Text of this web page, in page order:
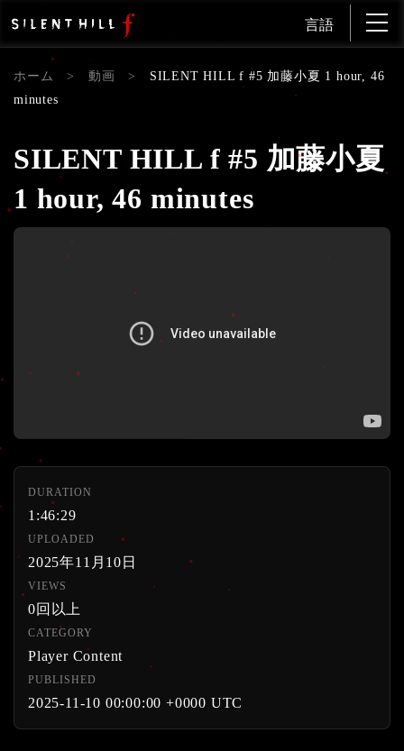
言語
ホーム > 動画 >
SILENT HILL f #5 加藤小夏 1 hour, 46
minutes
SILENT HILL f #5 加藤小夏
1 hour, 46 minutes
DURATION
1:46:29
UPLOADED
2025年11月10日
VIEWS
0回以上
CATEGORY
Player Content
PUBLISHED
2025-11-10 00:00:00 +0000 UTC